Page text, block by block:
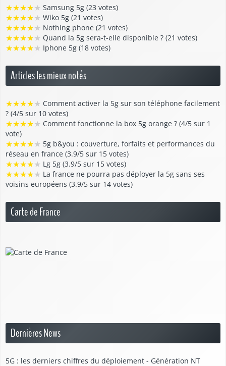
★★★★★ Samsung 5g (23 votes)
★★★★★ Wiko 5g (21 votes)
★★★★★ Nothing phone (21 votes)
★★★★★ Quand la 5g sera-t-elle disponible ? (21 votes)
★★★★★ Iphone 5g (18 votes)
Articles les mieux notés
★★★★★ Comment activer la 5g sur son téléphone facilement
? (4/5 sur 10 votes)
★★★★★ Comment fonctionne la box 5g orange ? (4/5 sur 1
vote)
★★★★★ 5g b&you : couverture, forfaits et performances du
réseau en france (3.9/5 sur 15 votes)
★★★★★ Lg 5g (3.9/5 sur 15 votes)
★★★★★ La france ne pourra pas déployer la 5g sans ses
voisins européens (3.9/5 sur 14 votes)
Carte de France
Dernières News
5G : les derniers chiffres du déploiement - Génération NT